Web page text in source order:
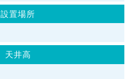
設置場所
天井高